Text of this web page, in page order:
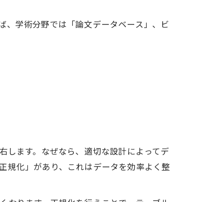
、学術分野では「論文データベース」、ビ
します。なぜなら、適切な設計によってデ
規化」があり、これはデータを効率よく整